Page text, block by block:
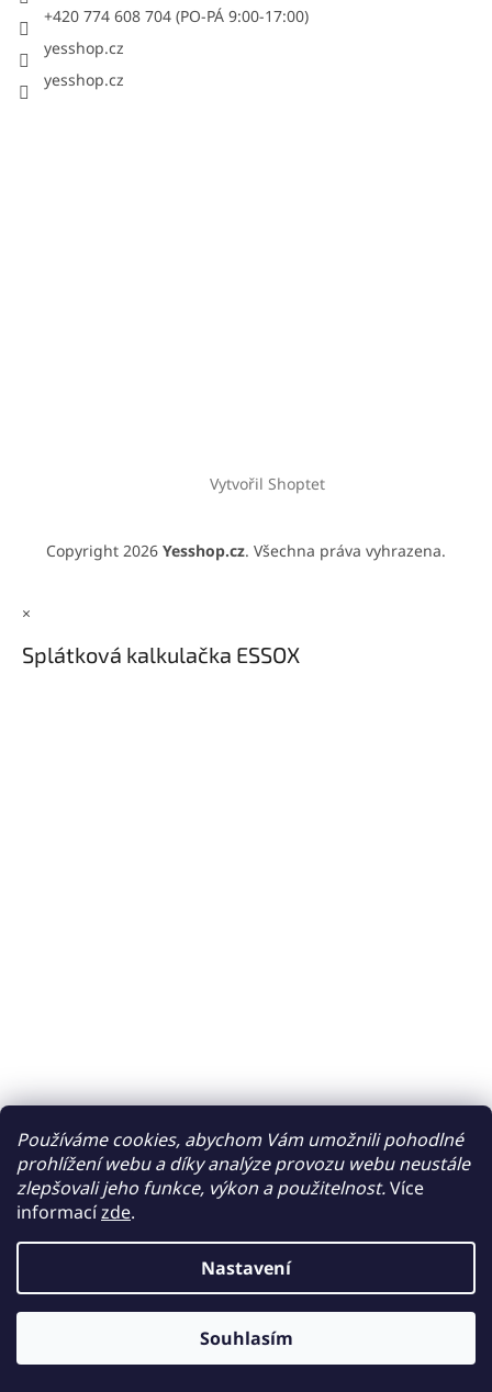
Používáme cookies, abychom Vám umožnili pohodlné
prohlížení webu a díky analýze provozu webu neustále
zlepšovali jeho funkce, výkon a použitelnost.Více
informacízde.
Nastavení
Souhlasím
+420 774 608 704 (PO-PÁ 9:00-17:00)
yesshop.cz
yesshop.cz
Vytvořil Shoptet
Copyright 2026 Yesshop.cz. Všechna práva vyhrazena.
×
Splátková kalkulačka ESSOX